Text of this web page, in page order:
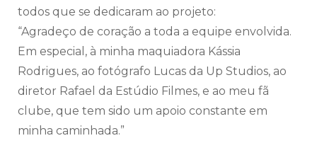
todos que se dedicaram ao projeto:
“Agradeço de coração a toda a equipe envolvida.
Em especial, à minha maquiadora Kássia
Rodrigues, ao fotógrafo Lucas da Up Studios, ao
diretor Rafael da Estúdio Filmes, e ao meu fã
clube, que tem sido um apoio constante em
minha caminhada.”